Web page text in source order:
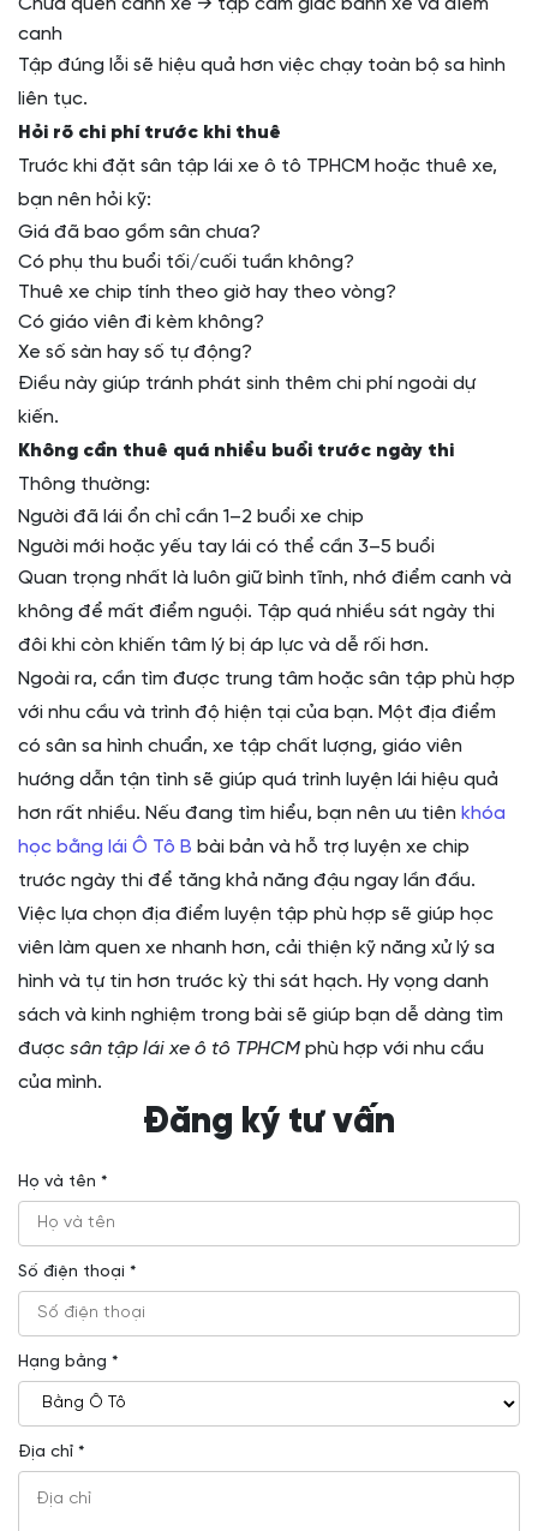
Chưa quen canh xe → tập cảm giác bánh xe và điểm
canh
Tập đúng lỗi sẽ hiệu quả hơn việc chạy toàn bộ sa hình
liên tục.
Hỏi rõ chi phí trước khi thuê
Trước khi đặt sân tập lái xe ô tô TPHCM hoặc thuê xe,
bạn nên hỏi kỹ:
Giá đã bao gồm sân chưa?
Có phụ thu buổi tối/cuối tuần không?
Thuê xe chip tính theo giờ hay theo vòng?
Có giáo viên đi kèm không?
Xe số sàn hay số tự động?
Điều này giúp tránh phát sinh thêm chi phí ngoài dự
kiến.
Không cần thuê quá nhiều buổi trước ngày thi
Thông thường:
Người đã lái ổn chỉ cần 1–2 buổi xe chip
Người mới hoặc yếu tay lái có thể cần 3–5 buổi
Quan trọng nhất là luôn giữ bình tĩnh, nhớ điểm canh và
không để mất điểm nguội. Tập quá nhiều sát ngày thi
đôi khi còn khiến tâm lý bị áp lực và dễ rối hơn.
Ngoài ra, cần tìm được trung tâm hoặc sân tập phù hợp
với nhu cầu và trình độ hiện tại của bạn. Một địa điểm
có sân sa hình chuẩn, xe tập chất lượng, giáo viên
hướng dẫn tận tình sẽ giúp quá trình luyện lái hiệu quả
hơn rất nhiều. Nếu đang tìm hiểu, bạn nên ưu tiên khóa
học bằng lái Ô Tô B bài bản và hỗ trợ luyện xe chip
trước ngày thi để tăng khả năng đậu ngay lần đầu.
Việc lựa chọn địa điểm luyện tập phù hợp sẽ giúp học
viên làm quen xe nhanh hơn, cải thiện kỹ năng xử lý sa
hình và tự tin hơn trước kỳ thi sát hạch. Hy vọng danh
sách và kinh nghiệm trong bài sẽ giúp bạn dễ dàng tìm
được sân tập lái xe ô tô TPHCM phù hợp với nhu cầu
của mình.
Đăng ký tư vấn
Họ và tên *
Số điện thoại *
Hạng bằng *
Địa chỉ *